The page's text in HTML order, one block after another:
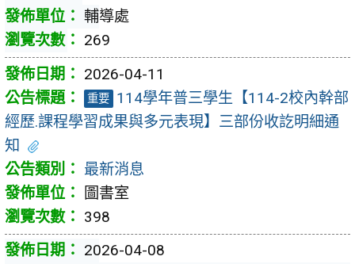
輔導處
269
2026-04-11
重要 114學年普三學生【114-2校內幹部
經歷.課程學習成果與多元表現】三部份收訖明細通
知
最新消息
圖書室
398
2026-04-08